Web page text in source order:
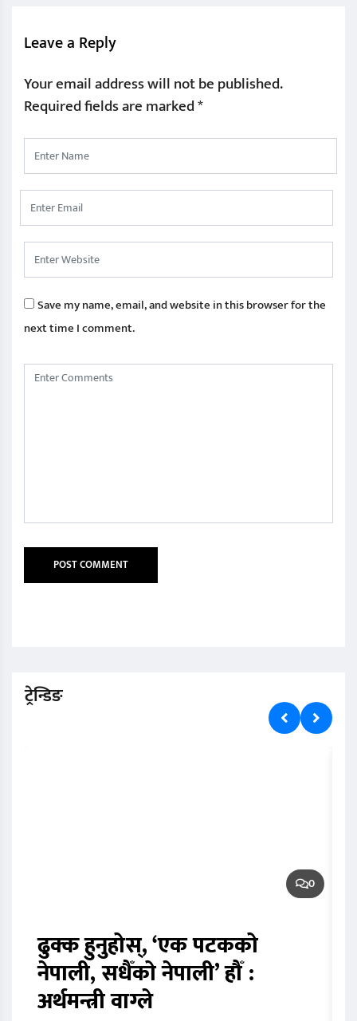
Leave a Reply
Your email address will not be published.
Required fields are marked*
Save my name, email, and website in this browser for the
next time I comment.
ट्रेन्डिङ
0
ढुक्क हुनुहोस्, ‘एक पटकको
नेपाली, सधैँको नेपाली’ हौँ :
अर्थमन्त्री वाग्ले